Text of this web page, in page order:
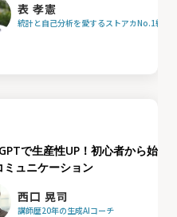
表 孝憲
統計と自己分析を愛するストアカNo.1統計
で生産性UP！初心者から始め
ミュニケーション
西口 晃司
講師歴20年の生成AIコーチ